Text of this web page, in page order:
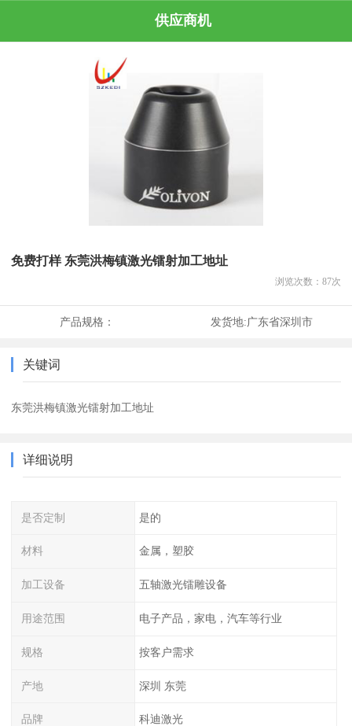
供应商机
免费打样 东莞洪梅镇激光镭射加工地址
浏览次数： 87次
产品规格： 发货地:广东省深圳市
关键词
东莞洪梅镇激光镭射加工地址
详细说明
是否定制 是的
材料 金属，塑胶
加工设备 五轴激光镭雕设备
用途范围 电子产品，家电，汽车等行业
规格 按客户需求
产地 深圳 东莞
品牌 科迪激光